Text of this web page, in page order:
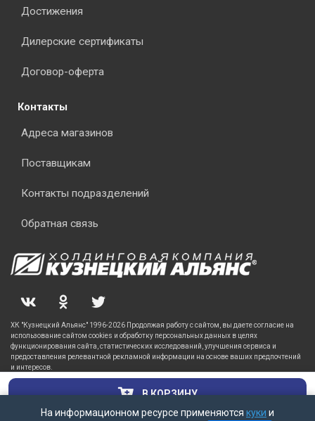
В КОРЗИНУ
На информационном ресурсе применяются куки и
Достижения
Дилерские сертификаты
Договор-оферта
Контакты
Адреса магазинов
Поставщикам
Контакты подразделений
Обратная связь
ХК "Кузнецкий Альянс" 1996-2026 Продолжая работу с сайтом, вы даете согласие на
использование сайтом cookies и обработку персональных данных в целях
функционирования сайта, статистических исследований, улучшения сервиса и
предоставления релевантной рекламной информации на основе ваших предпочтений
и интересов.